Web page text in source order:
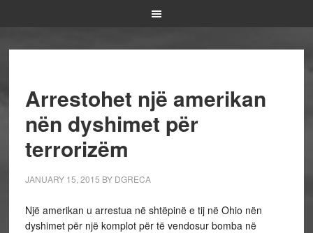
Arrestohet një amerikan
nën dyshimet për
terrorizëm
JANUARY 15, 2015 BY DGRECA
Një amerikan u arrestua në shtëpinë e tij në Ohio nën
dyshimet për një komplot për të vendosur bomba në